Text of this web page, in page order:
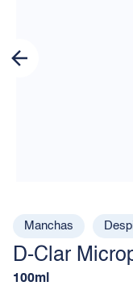
Manchas
D-Clar
100ml